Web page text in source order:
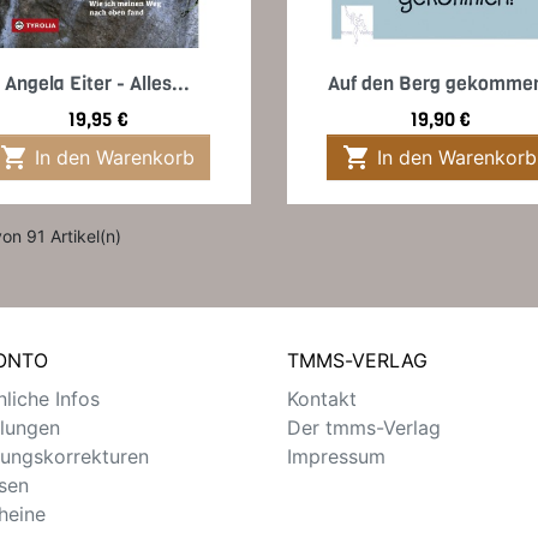
 Vorschau
Angela Eiter - Alles...
Preis
19,95 €
 In den Warenkorb
 Vorschau
Auf den Berg
Preis
19,90 €
 In den Warenkorb
91 Artikel(n)
Infos
TMMS-VERLAG
Kontakt
Der tmms-Verlag
Impressum